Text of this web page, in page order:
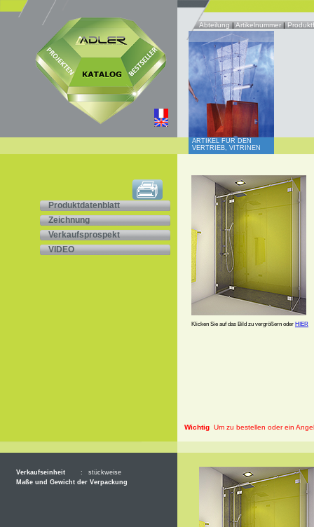
Abteilung|Artikelnummer|
Produktdatenblatt
Zeichnung
Verkaufsprospekt
VIDEO
Verkaufseinheit :
stückweise
Maße und Gewicht der Verpackung
ARTIKEL FÜR DEN
VERTRIEB, VITRINEN
Klicken Sie auf das Bild zu vergrößern oder HIER
Wichtig Um zu bestellen oder ein